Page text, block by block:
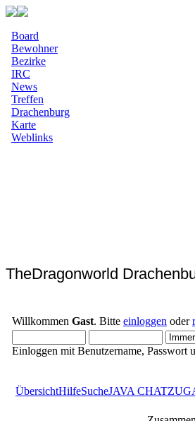
Board
Bewohner
Bezirke
IRC
News
Treffen
Drachenburg
Karte
Weblinks
TheDragonworld
Willkommen Gast. Bitte einloggen oder
Einloggen mit Benutzername, Passwort
ÜbersichtHilfeSucheJAVA